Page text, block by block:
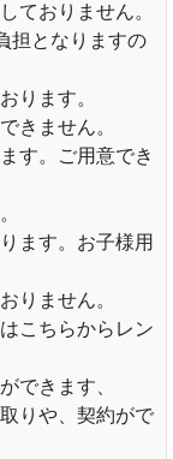
おりません。
担となりますの
ります。
きません。
す。ご用意でき
ます。お子様用
りません。
こちらからレン
できます、
りや、契約がで